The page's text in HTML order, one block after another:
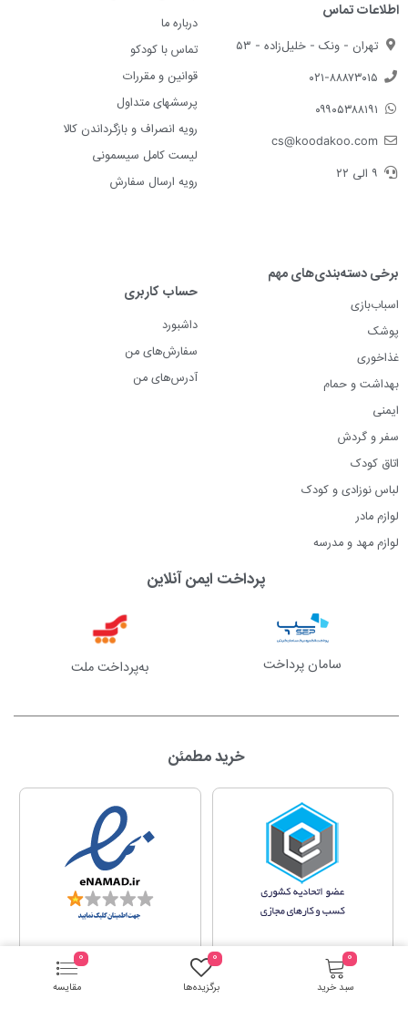
اطلاعات تماس
تهران - ونک - خلیل‌زاده - ۵۳
۰۲۱-۸۸۸۷۳۰۱۵
۰۹۹۰۵۳۸۸۱۹۱
cs@koodakoo.com
۹ الی ۲۲
درباره ما
تماس با کودکو
قوانین و مقررات
پرسشهای متداول
رویه انصراف و بازگرداندن کالا
لیست کامل سیسمونی
رویه ارسال سفارش
برخی دسته‌بندی‌های مهم
اسباب‌بازی
پوشک
غذاخوری
بهداشت و حمام
ایمنی
سفر و گردش
اتاق کودک
لباس نوزادی و کودک
لوازم مادر
لوازم مهد و مدرسه
حساب کاربری
داشبورد
سفارش‌های من
آدرس‌های من
پرداخت ایمن آنلاین
سامان پرداخت به‌پرداخت ملت
خرید مطمئن
سبد خرید
0
برگزیده‌ها
0
مقایسه
0